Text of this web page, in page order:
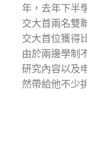
年，去年下半
交大首兩名雙
交大首位獲得
由於兩邊學制
研究內容以及
然帶給他不少